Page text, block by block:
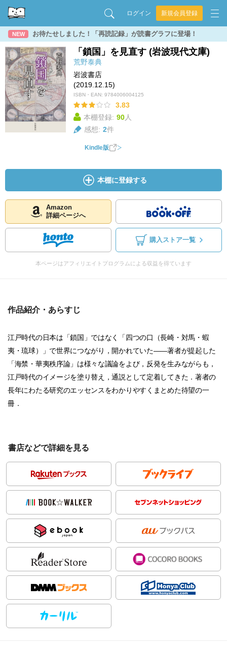
ログイン 新規会員登録
NEW お待たせしました！「再読記録」が読書グラフに登場！
「鎖国」を見直す (岩波現代文庫)
荒野泰典
岩波書店
(2019.12.15)
ISBN・EAN: 9784006004125
3.83
本棚登録: 90人
感想: 2件
Kindle版
本棚に登録する
Amazon
詳細ページへ
購入ストア一覧
本ページはアフィリエイトプログラムによる収益を得ています
作品紹介・あらすじ
江戸時代の日本は「鎖国」ではなく「四つの口（長崎・対馬・蝦
夷・琉球）」で世界につながり，開かれていた――著者が提起した
「海禁・華夷秩序論」は様々な議論をよび，反発を生みながらも，
江戸時代のイメージを塗り替え，通説として定着してきた．著者の
長年にわたる研究のエッセンスをわかりやすくまとめた待望の一
冊．
書店などで詳細を見る